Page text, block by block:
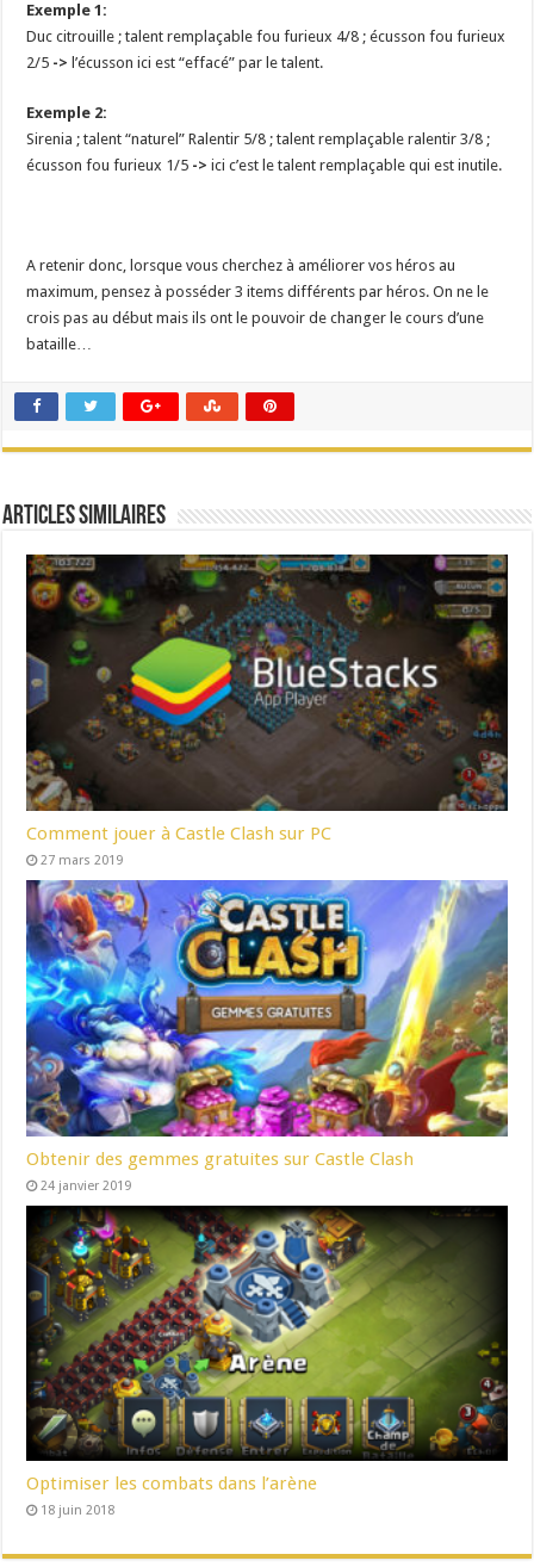
Exemple 1:
Duc citrouille ; talent remplaçable fou furieux 4/8 ; écusson fou furieux
2/5 -> l’écusson ici est “effacé” par le talent.
Exemple 2:
Sirenia ; talent “naturel” Ralentir 5/8 ; talent remplaçable ralentir 3/8 ;
écusson fou furieux 1/5 -> ici c’est le talent remplaçable qui est inutile.
A retenir donc, lorsque vous cherchez à améliorer vos héros au
maximum, pensez à posséder 3 items différents par héros. On ne le
crois pas au début mais ils ont le pouvoir de changer le cours d’une
bataille…
Articles Similaires
Comment jouer à Castle Clash sur PC
27 mars 2019
Obtenir des gemmes gratuites sur Castle Clash
24 janvier 2019
Optimiser les combats dans l’arène
18 juin 2018